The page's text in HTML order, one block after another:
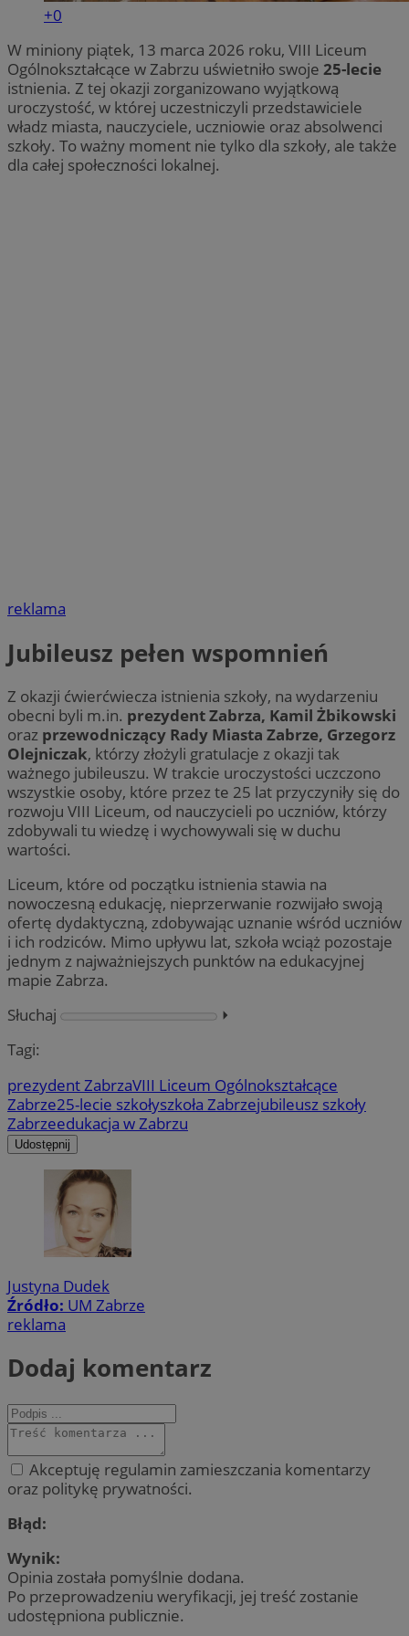
+0
W miniony piątek, 13 marca 2026 roku, VIII Liceum
Ogólnokształcące w Zabrzu uświetniło swoje 25-lecie
istnienia. Z tej okazji zorganizowano wyjątkową
uroczystość, w której uczestniczyli przedstawiciele
władz miasta, nauczyciele, uczniowie oraz absolwenci
szkoły. To ważny moment nie tylko dla szkoły, ale także
dla całej społeczności lokalnej.
reklama
Jubileusz pełen wspomnień
Z okazji ćwierćwiecza istnienia szkoły, na wydarzeniu
obecni byli m.in. prezydent Zabrza, Kamil Żbikowski
oraz przewodniczący Rady Miasta Zabrze, Grzegorz
Olejniczak, którzy złożyli gratulacje z okazji tak
ważnego jubileuszu. W trakcie uroczystości uczczono
wszystkie osoby, które przez te 25 lat przyczyniły się do
rozwoju VIII Liceum, od nauczycieli po uczniów, którzy
zdobywali tu wiedzę i wychowywali się w duchu
wartości.
Liceum, które od początku istnienia stawia na
nowoczesną edukację, nieprzerwanie rozwijało swoją
ofertę dydaktyczną, zdobywając uznanie wśród uczniów
i ich rodziców. Mimo upływu lat, szkoła wciąż pozostaje
jednym z najważniejszych punktów na edukacyjnej
mapie Zabrza.
Słuchaj
⏵︎
Tagi:
prezydent ZabrzaVIII Liceum Ogólnokształcące
Zabrze25-lecie szkołyszkoła Zabrzejubileusz szkoły
Zabrzeedukacja w Zabrzu
Udostępnij
Justyna Dudek
Źródło: UM Zabrze
reklama
Dodaj komentarz
Akceptuję regulamin zamieszczania komentarzy
oraz politykę prywatności.
Błąd:
Wynik:
Opinia została pomyślnie dodana.
Po przeprowadzeniu weryfikacji, jej treść zostanie
udostępniona publicznie.